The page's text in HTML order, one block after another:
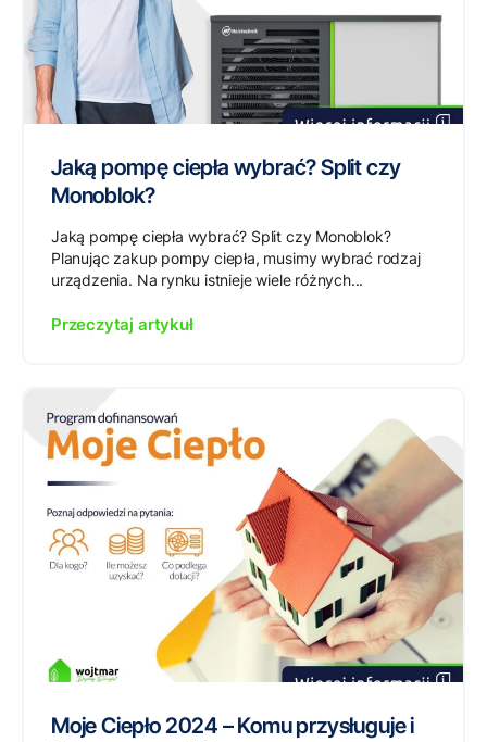
Jaką pompę ciepła wybrać? Split czy
Monoblok?
Jaką pompę ciepła wybrać? Split czy Monoblok?
Planując zakup pompy ciepła, musimy wybrać rodzaj
urządzenia. Na rynku istnieje wiele różnych...
Przeczytaj artykuł
Moje Ciepło 2024 – Komu przysługuje i